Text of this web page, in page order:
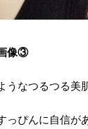
像③
うなつるつる美
っぴんに自信が